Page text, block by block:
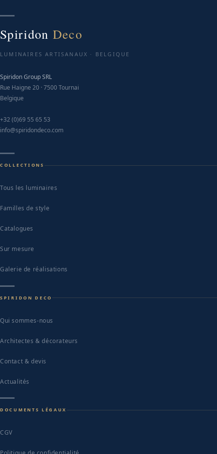
Spiridon Deco
LUMINAIRES ARTISANAUX · BELGIQUE
Spiridon Group SRL
Rue Haigne 20 · 7500 Tournai
Belgique
+32 (0)69 55 65 53
info@spiridondeco.com
COLLECTIONS
Tous les luminaires
Familles de style
Catalogues
Sur mesure
Galerie de réalisations
SPIRIDON DECO
Qui sommes-nous
Architectes & décorateurs
Contact & devis
Actualités
DOCUMENTS LÉGAUX
CGV